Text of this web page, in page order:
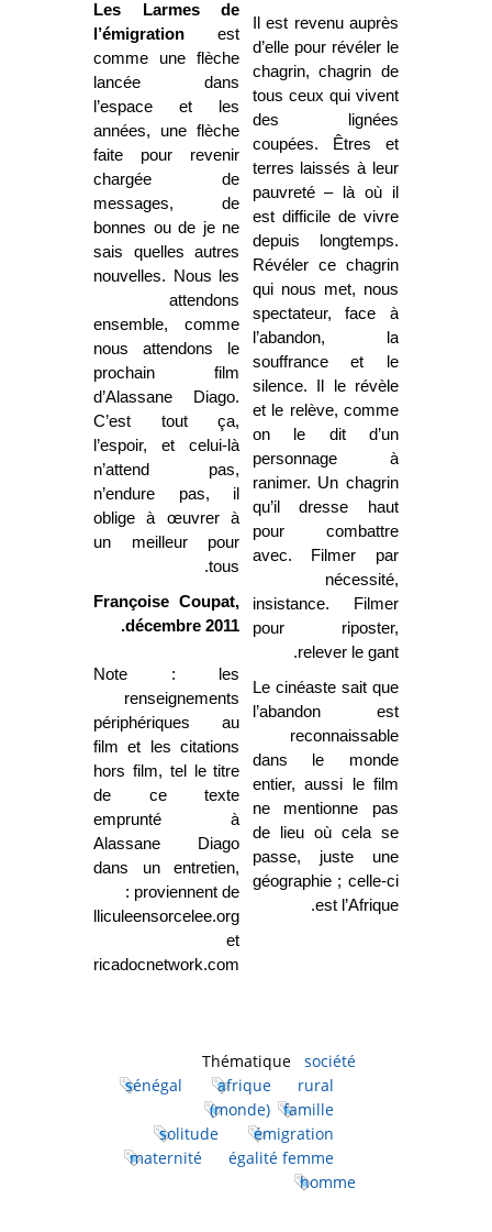
Il est revenu auprès
d’elle pour révéler le
chagrin, chagrin de
tous ceux qui vivent
des lignées
coupées. Êtres et
terres laissés à leur
pauvreté – là où il
est difficile de vivre
depuis longtemps.
Révéler ce chagrin
qui nous met, nous
spectateur, face à
l’abandon, la
souffrance et le
silence. Il le révèle
et le relève, comme
on le dit d’un
personnage à
ranimer. Un chagrin
qu’il dresse haut
pour combattre
avec. Filmer par
nécessité,
insistance. Filmer
pour riposter,
relever le gant.
Le cinéaste sait que
l’abandon est
reconnaissable
dans le monde
entier, aussi le film
ne mentionne pas
de lieu où cela se
passe, juste une
géographie ; celle-ci
est l’Afrique.
Les Larmes de
l’émigration est
comme une flèche
lancée dans
l’espace et les
années, une flèche
faite pour revenir
chargée de
messages, de
bonnes ou de je ne
sais quelles autres
nouvelles. Nous les
attendons
ensemble, comme
nous attendons le
prochain film
d’Alassane Diago.
C’est tout ça,
l’espoir, et celui-là
n’attend pas,
n’endure pas, il
oblige à œuvrer à
un meilleur pour
tous.
Françoise Coupat,
décembre 2011.
Note : les
renseignements
périphériques au
film et les citations
hors film, tel le titre
de ce texte
emprunté à
Alassane Diago
dans un entretien,
proviennent de :
lapelliculeensorcelee.org
et
africadocnetwork.com.
Thématique
société
sénégal
afrique
rural
(monde)
famille
solitude
émigration
maternité
égalité femme
homme